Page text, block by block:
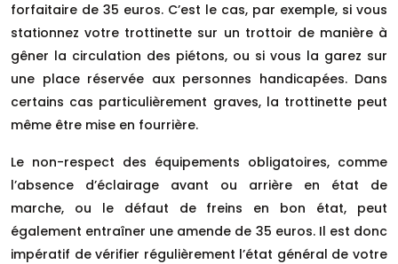
forfaitaire de 35 euros. C’est le cas, par exemple, si vous
stationnez votre trottinette sur un trottoir de manière à
gêner la circulation des piétons, ou si vous la garez sur
une place réservée aux personnes handicapées. Dans
certains cas particulièrement graves, la trottinette peut
même être mise en fourrière.
Le non-respect des équipements obligatoires, comme
l’absence d’éclairage avant ou arrière en état de
marche, ou le défaut de freins en bon état, peut
également entraîner une amende de 35 euros. Il est donc
impératif de vérifier régulièrement l’état général de votre